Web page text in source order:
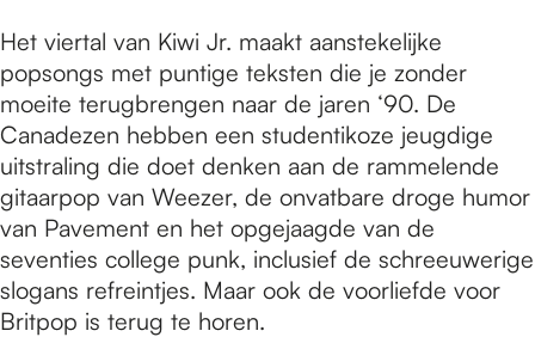
a
g
e
Het viertal van Kiwi Jr. maakt aanstekelijke
popsongs met puntige teksten die je zonder
moeite terugbrengen naar de jaren ‘90. De
Canadezen hebben een studentikoze jeugdige
uitstraling die doet denken aan de rammelende
gitaarpop van Weezer, de onvatbare droge humor
van Pavement en het opgejaagde van de
seventies college punk, inclusief de schreeuwerige
slogans refreintjes. Maar ook de voorliefde voor
Britpop is terug te horen.